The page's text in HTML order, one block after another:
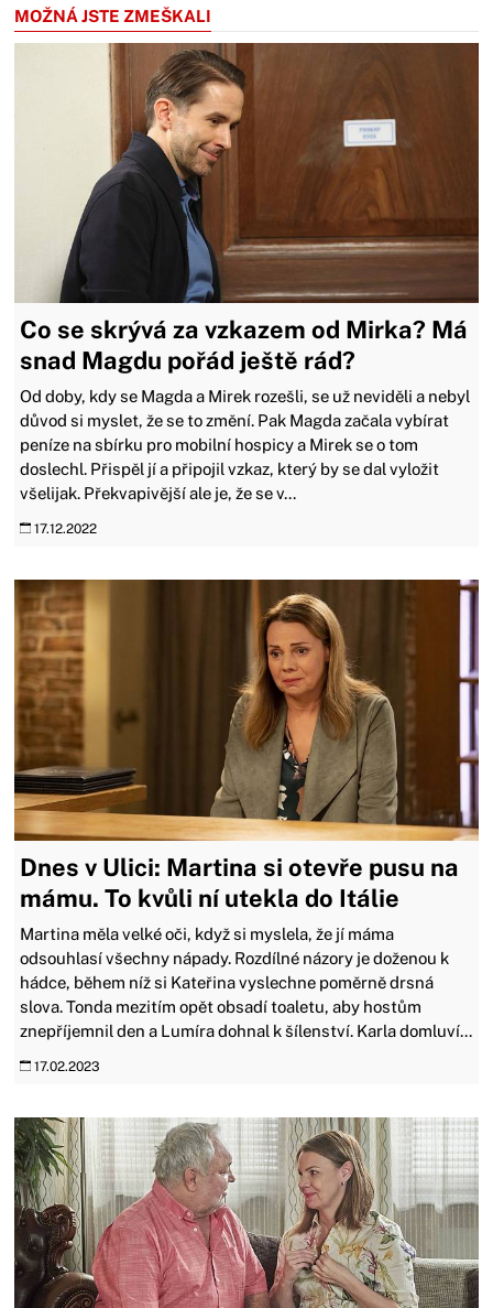
MOŽNÁ JSTE ZMEŠKALI
Co se skrývá za vzkazem od Mirka? Má
snad Magdu pořád ještě rád?
Od doby, kdy se Magda a Mirek rozešli, se už neviděli a nebyl
důvod si myslet, že se to změní. Pak Magda začala vybírat
peníze na sbírku pro mobilní hospicy a Mirek se o tom
doslechl. Přispěl jí a připojil vzkaz, který by se dal vyložit
všelijak. Překvapivější ale je, že se v...
17.12.2022
Dnes v Ulici: Martina si otevře pusu na
mámu. To kvůli ní utekla do Itálie
Martina měla velké oči, když si myslela, že jí máma
odsouhlasí všechny nápady. Rozdílné názory je doženou k
hádce, během níž si Kateřina vyslechne poměrně drsná
slova. Tonda mezitím opět obsadí toaletu, aby hostům
znepříjemnil den a Lumíra dohnal k šílenství. Karla domluví...
17.02.2023